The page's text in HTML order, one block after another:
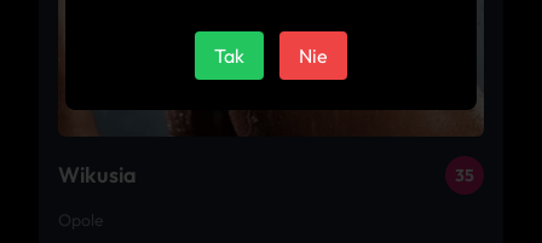
Wikusia 35
Opole
Tak Nie